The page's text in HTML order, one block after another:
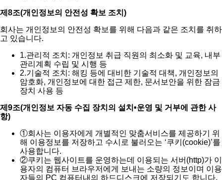
제8조(개인정보의 안전성 확보 조치)
회사는 개인정보의 안전성 확보를 위해 다음과 같은 조치를 취하
고 있습니다.
1.관리적 조치: 개인정보 취급 직원의 최소화 및 교육, 내부
관리계획 수립 및 시행 등
2.기술적 조치: 해킹 등에 대비한 기술적 대책, 개인정보의
암호화, 개인정보에 대한 접근 제한, 문서보안을 위한 잠금
장치 사용 등
제9조(개인정보 자동 수집 장치의 설치•운영 및 거부에 관한 사
항)
①회사는 이용자에게 개별적인 맞춤서비스를 제공하기 위
해 이용정보를 저장하고 수시로 불러오는 ‘쿠키(cookie)’를
사용합니다.
②쿠키는 웹사이트를 운영하는데 이용되는 서버(http)가 이
용자의 컴퓨터 브라우저에게 보내는 소량의 정보이며 이용
자들의 PC 컴퓨터내의 하드디스크에 저장되기도 합니다.